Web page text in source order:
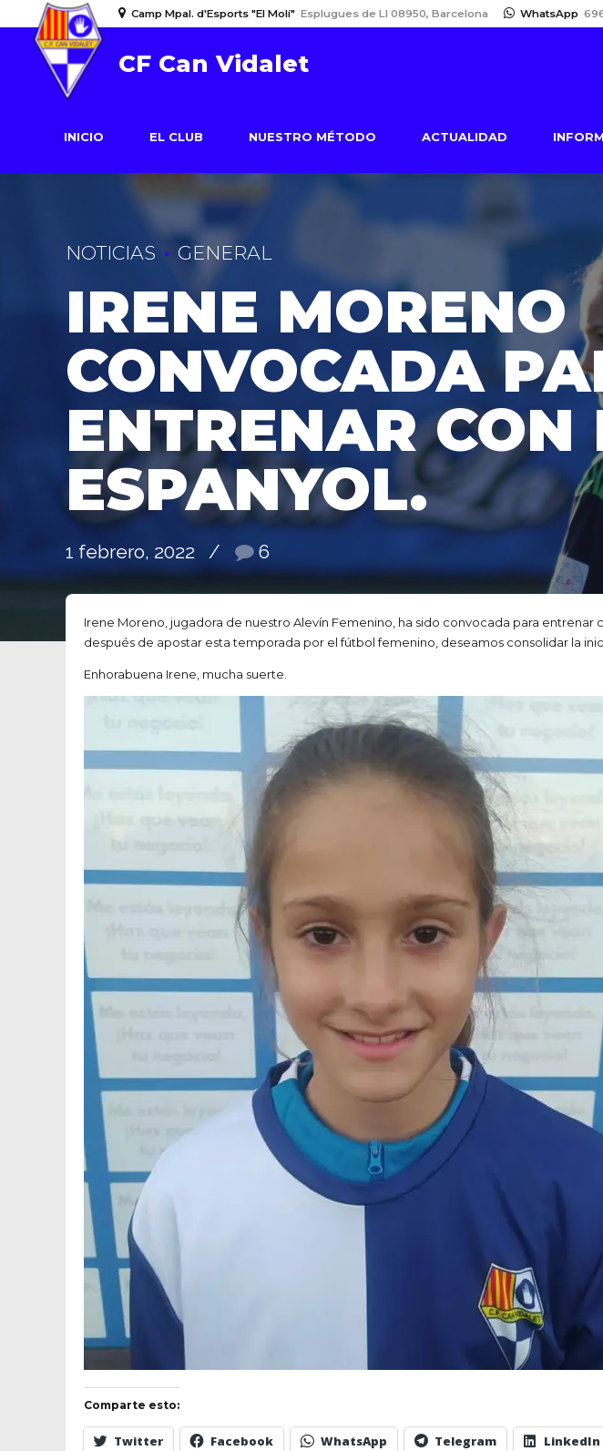
Camp Mpal. d'Esports "El Molí" Esplugues de Ll 08950, Barcelona WhatsApp
CF Can Vidalet
INICIO EL CLUB NUESTRO MÉTODO ACTUALIDAD
NOTICIAS GENERAL
IRENE MORENO
CONVOCADA
ENTRENAR CON
ESPANYOL.
1 febrero, 2022 6
Irene Moreno, jugadora de nuestro Alevín Femenino, ha sido convocada para entrenar
después de apostar esta temporada por el fútbol femenino, deseamos consolidar la
Enhorabuena Irene, mucha suerte.
Comparte esto:
Twitter Facebook WhatsApp Telegram LinkedIn